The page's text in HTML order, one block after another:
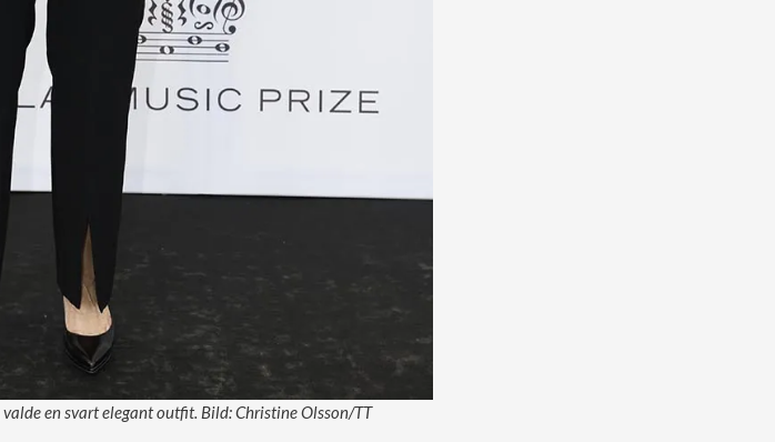
en svart elegant outfit. Bild: Christine Olsson/TT